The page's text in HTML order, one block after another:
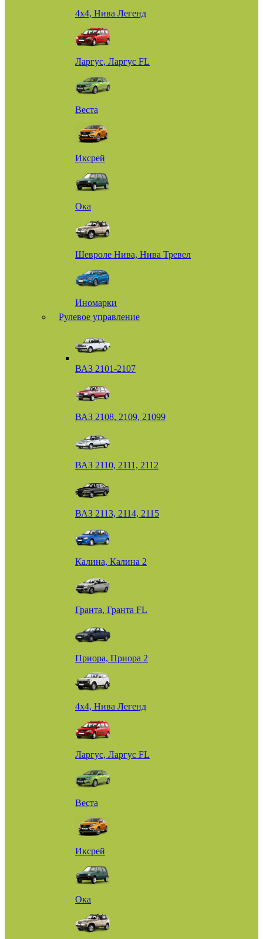
4х4, Нива Легенд
Ларгус, Ларгус FL
Веста
Иксрей
Ока
Шевроле Нива, Нива Тревел
Иномарки
Рулевое управление
ВАЗ 2101-2107
ВАЗ 2108, 2109, 21099
ВАЗ 2110, 2111, 2112
ВАЗ 2113, 2114, 2115
Калина, Калина 2
Гранта, Гранта FL
Приора, Приора 2
4х4, Нива Легенд
Ларгус, Ларгус FL
Веста
Иксрей
Ока